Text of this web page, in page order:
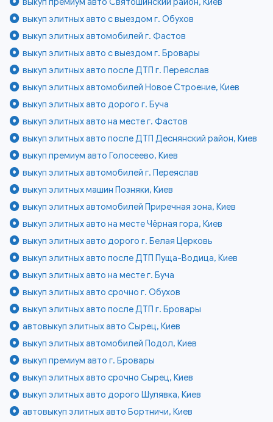
выкуп элитных авто с выездом г. Обухов
выкуп элитных автомобилей г. Фастов
выкуп элитных авто с выездом г. Бровары
выкуп элитных авто после ДТП г. Переяслав
выкуп элитных автомобилей Новое Строение, Киев
выкуп элитных авто дорого г. Буча
выкуп элитных авто на месте г. Фастов
выкуп элитных авто после ДТП Деснянский район, Киев
выкуп премиум авто Голосеево, Киев
выкуп элитных автомобилей г. Переяслав
выкуп элитных машин Позняки, Киев
выкуп элитных автомобилей Приречная зона, Киев
выкуп элитных авто на месте Чёрная гора, Киев
выкуп элитных авто дорого г. Белая Церковь
выкуп элитных авто после ДТП Пуща-Водица, Киев
выкуп элитных авто на месте г. Буча
выкуп элитных авто срочно г. Обухов
выкуп элитных авто после ДТП г. Бровары
автовыкуп элитных авто Сырец, Киев
выкуп элитных автомобилей Подол, Киев
выкуп премиум авто г. Бровары
выкуп элитных авто срочно Сырец, Киев
выкуп элитных авто дорого Шулявка, Киев
автовыкуп элитных авто Бортничи, Киев